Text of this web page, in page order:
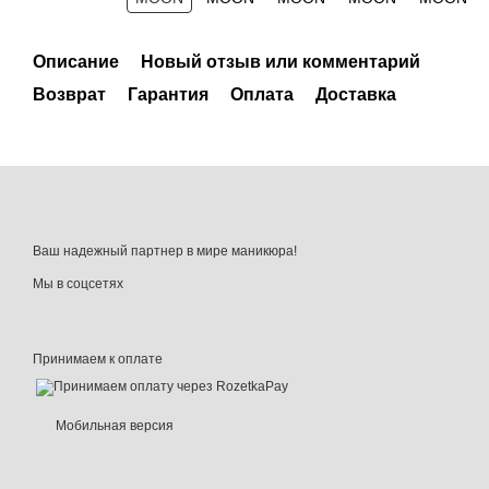
Описание
Новый отзыв или комментарий
Возврат
Гарантия Оплата Доставка
Ваш надежный партнер в мире маникюра!
Мы в соцсетях
Принимаем к оплате
Мобильная версия